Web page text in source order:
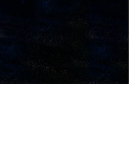
Notfalltraining für
Schulsanitätsdienst
Gesundheitskurs Yoga